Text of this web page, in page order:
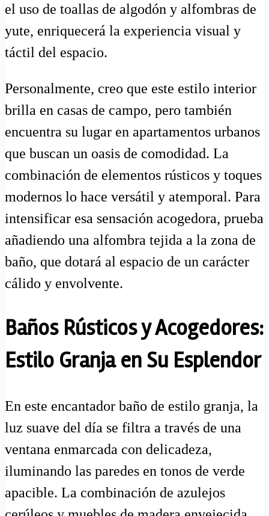
el uso de toallas de algodón y alfombras de
yute, enriquecerá la experiencia visual y
táctil del espacio.
Personalmente, creo que este estilo interior
brilla en casas de campo, pero también
encuentra su lugar en apartamentos urbanos
que buscan un oasis de comodidad. La
combinación de elementos rústicos y toques
modernos lo hace versátil y atemporal. Para
intensificar esa sensación acogedora, prueba
añadiendo una alfombra tejida a la zona de
baño, que dotará al espacio de un carácter
cálido y envolvente.
Baños Rústicos y Acogedores:
Estilo Granja en Su Esplendor
En este encantador baño de estilo granja, la
luz suave del día se filtra a través de una
ventana enmarcada con delicadeza,
iluminando las paredes en tonos de verde
apacible. La combinación de azulejos